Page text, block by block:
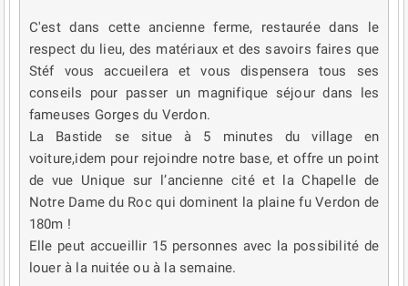
C'est dans cette ancienne ferme, restaurée dans le
respect du lieu, des matériaux et des savoirs faires que
Stéf vous accueilera et vous dispensera tous ses
conseils pour passer un magnifique séjour dans les
fameuses Gorges du Verdon.
La Bastide se situe à 5 minutes du village en
voiture,idem pour rejoindre notre base, et offre un point
de vue Unique sur l’ancienne cité et la Chapelle de
Notre Dame du Roc qui dominent la plaine fu Verdon de
180m !
Elle peut accueillir 15 personnes avec la possibilité de
louer à la nuitée ou à la semaine.